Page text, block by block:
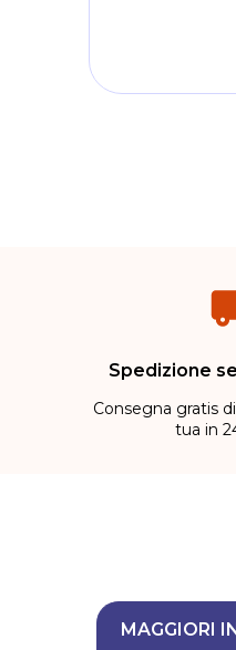
Spedizione
Consegna gratis
tua in
MAGGIORI